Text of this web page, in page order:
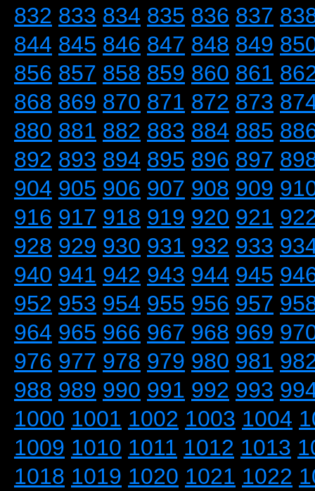
832 833 834 835 836 837
844 845 846 847 848 849
856 857 858 859 860 861
868 869 870 871 872 873
880 881 882 883 884 885
892 893 894 895 896 897
904 905 906 907 908 909
916 917 918 919 920 921
928 929 930 931 932 933
940 941 942 943 944 945
952 953 954 955 956 957
964 965 966 967 968 969
976 977 978 979 980 981
988 989 990 991 992 993
1000 1001 1002 1003 1004
1009 1010 1011 1012 1013
1018 1019 1020 1021 1022